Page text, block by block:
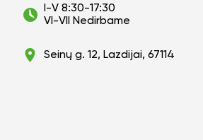
I-V 8:30-17:30
VI-VII Nedirbame
Seinų g. 12, Lazdijai, 67114